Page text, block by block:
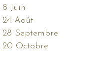
8 Juin
24 Août
28 Septembre
20 Octobre